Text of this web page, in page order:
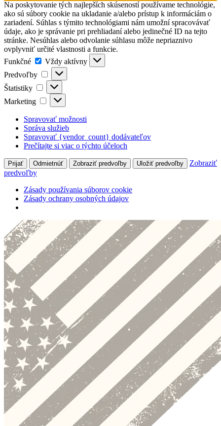
Na poskytovanie tých najlepších skúseností používame technológie,
ako sú súbory cookie na ukladanie a/alebo prístup k informáciám o
zariadení. Súhlas s týmito technológiami nám umožní spracovávať
údaje, ako je správanie pri prehliadaní alebo jedinečné ID na tejto
stránke. Nesúhlas alebo odvolanie súhlasu môže nepriaznivo
ovplyvniť určité vlastnosti a funkcie.
Funkčné
Funkčné
Vždy aktívny
Predvoľby
Predvoľby
Štatistiky Štatistiky
Marketing Marketing
Spravovať možnosti
Správa služieb
Spravovať {vendor_count} dodávateľov
Prečítajte si viac o týchto účeloch
Prijať Odmietnúť Zobraziť predvoľby Uložiť predvoľby
Zobraziť
predvoľby
Zásady používania súborov cookie
Zásady ochrany osobných údajov
Preskočiť
k
obsahu